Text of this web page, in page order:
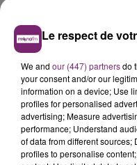
Profil recherché :
- Vous justifiez
réussie sur un
- Vous maitrisez
connaissez les
- Les challenges
- Votre aisance
d'argumentation
Le respect de
We and our (447) partnersdo
your consent and/or our
information on a device; Use
profiles for personalised
advertising; Measure
performance; Understand
of data from different
profiles to personalise